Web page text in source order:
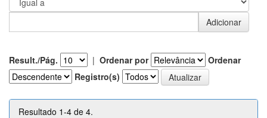
Result./Pág. | Ordenar por
Ordenar
Registro(s)
Resultado 1-4 de 4.